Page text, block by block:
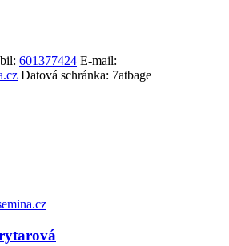
601377424 E-mail:
Datová schránka: 7atbage